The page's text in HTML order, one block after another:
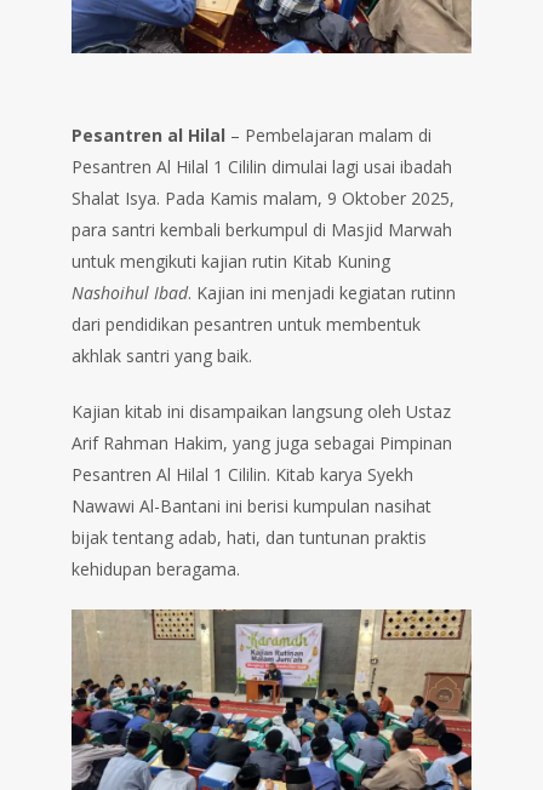
Pesantren al Hilal – Pembelajaran malam di
Pesantren Al Hilal 1 Cililin dimulai lagi usai ibadah
Shalat Isya. Pada Kamis malam, 9 Oktober 2025,
para santri kembali berkumpul di Masjid Marwah
untuk mengikuti kajian rutin Kitab Kuning
Nashoihul Ibad. Kajian ini menjadi kegiatan rutinn
dari pendidikan pesantren untuk membentuk
akhlak santri yang baik.
Kajian kitab ini disampaikan langsung oleh Ustaz
Arif Rahman Hakim, yang juga sebagai Pimpinan
Pesantren Al Hilal 1 Cililin. Kitab karya Syekh
Nawawi Al-Bantani ini berisi kumpulan nasihat
bijak tentang adab, hati, dan tuntunan praktis
kehidupan beragama.